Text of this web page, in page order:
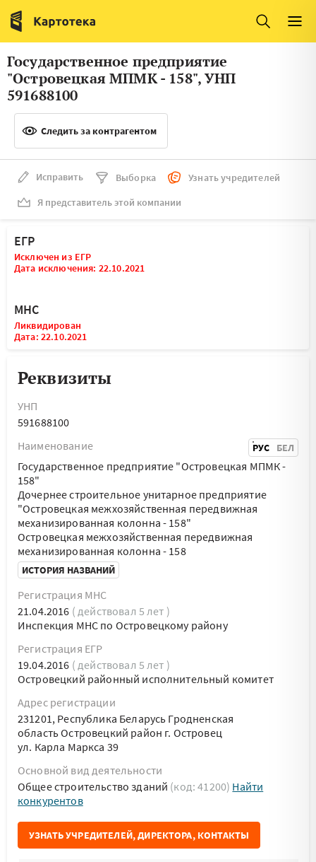
Италия
Люксембург
Литва
Латвия
Македония
Нидерланды
Словения
Франция
Финляндия
Государственное предприятие
"Островецкая МПМК - 158", УНП
591688100
Следить за контрагентом
Исправить Выборка
Узнать учредителей
Я представитель этой компании
ЕГР
Исключен из ЕГР
Дата исключения: 22.10.2021
МНС
Ликвидирован
Дата: 22.10.2021
Реквизиты
УНП
591688100
Наименование
РУС БЕЛ
Государственное предприятие "Островецкая МПМК -
158"
Дочернее строительное унитарное предприятие
"Островецкая межхозяйственная передвижная
механизированная колонна - 158"
Островецкая межхозяйственная передвижная
механизированная колонна - 158
ИСТОРИЯ НАЗВАНИЙ
Регистрация МНС
21.04.2016 ( действовал 5 лет )
Инспекция МНС по Островецкому району
Регистрация ЕГР
19.04.2016 ( действовал 5 лет )
Островецкий районный исполнительный комитет
Адрес регистрации
231201, Республика Беларусь Гродненская
область Островецкий район г. Островец
ул. Карла Маркса 39
Основной вид деятельности
Общее строительство зданий (код: 41200) Найти
конкурентов
УЗНАТЬ УЧРЕДИТЕЛЕЙ, ДИРЕКТОРА, КОНТАКТЫ